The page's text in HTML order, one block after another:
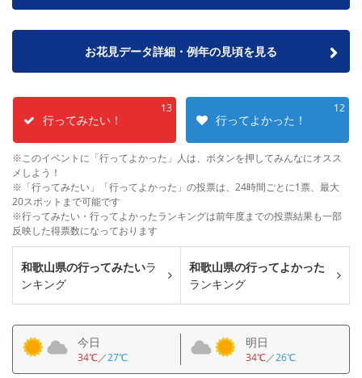
お花見データ詳細・例年の見頃を見る
13
行ってみたい！
12
行ってよかった！
※このイベントに「行ってよかった」人は、ボタンを押してみんなにオスス
メしよう！
※「行ってみたい」「行ってよかった」の投票は、24時間ごとに1票、最大
20スポットまで可能です
※行ってみたい・行ってよかったランキングは前年度までの投票結果も一部
反映した得票数になっております
和歌山県の行ってみたいラ
ンキング
和歌山県の行ってよかった
ランキング
今日
34℃／27℃
明日
34℃／26℃